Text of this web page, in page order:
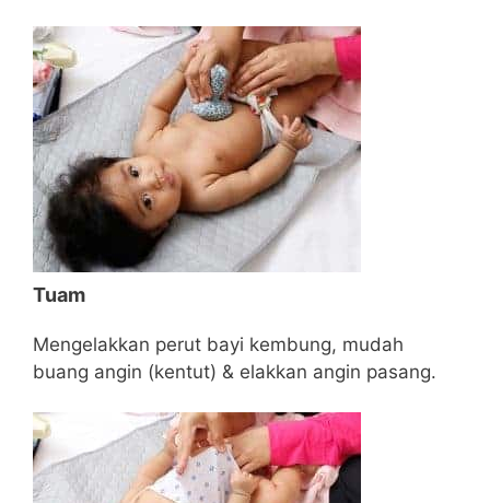
Tuam
Mengelakkan perut bayi kembung, mudah
buang angin (kentut) & elakkan angin pasang.